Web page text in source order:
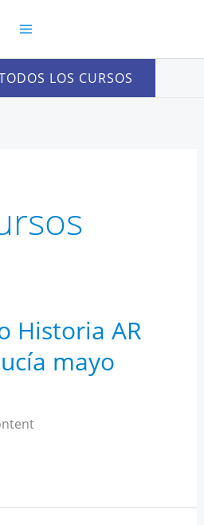
LOS CURSOS
Historia AR
mayo